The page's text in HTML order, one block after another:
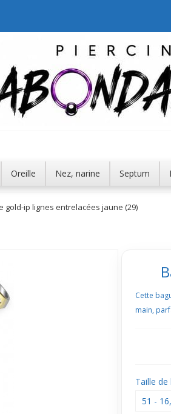
Oreille Nez, narine Septum
gold-ip lignes entrelacées jaune (29)
Cette
main,
Taille de
51 -